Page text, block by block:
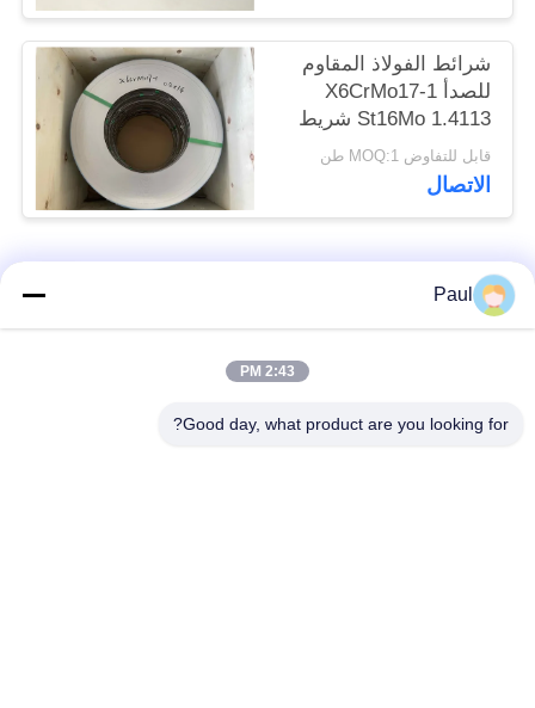
شرائط الفولاذ المقاوم
للصدأ X6CrMo17-1
St16Mo 1.4113 شريط
الفولاذ المطاط البارد
قابل للتفاوض MOQ:1 طن
الاتصال
فئات شعبية
Paul
2:43 PM
Good day, what product are you looking for?